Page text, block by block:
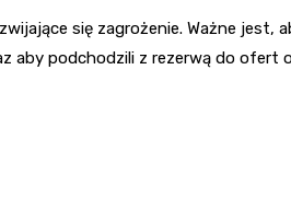
się zagrożenie. Ważne jest,
podchodzili z rezerwą do ofert